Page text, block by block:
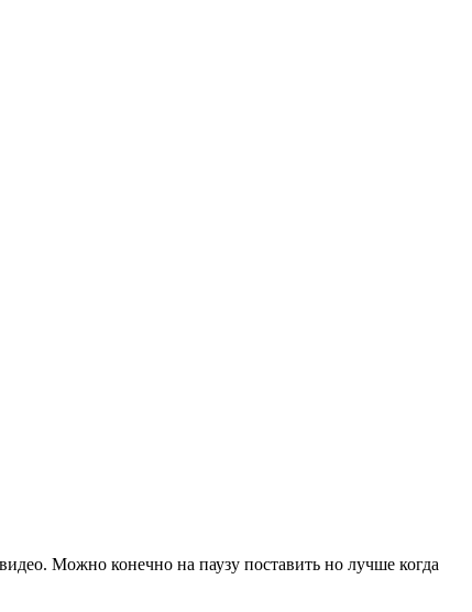
Можно конечно на паузу поставить но лучше когда